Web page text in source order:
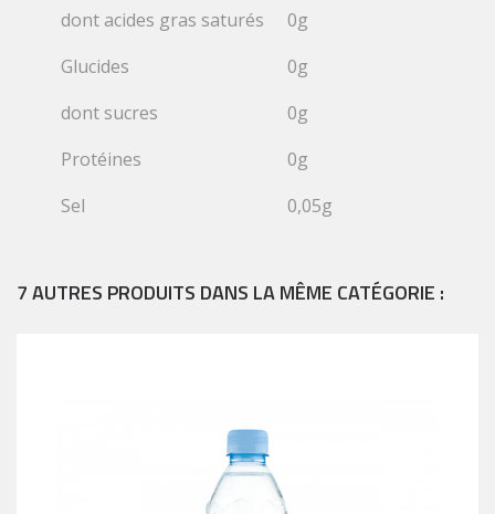
dont acides gras saturés
0g
Glucides
0g
dont sucres
0g
Protéines
0g
Sel
0,05g
7 AUTRES PRODUITS DANS LA MÊME CATÉGORIE :